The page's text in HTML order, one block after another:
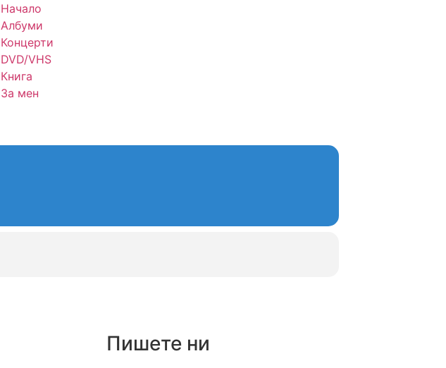
Начало
Албуми
Концерти
DVD/VHS
Книга
За мен
Пишете ни